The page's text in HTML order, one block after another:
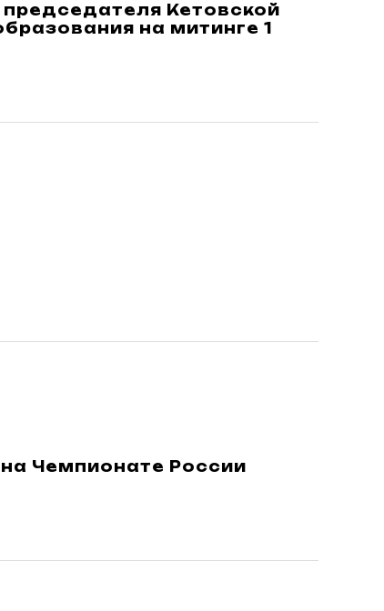
Кетовской
на митинге 1
Чемпионате России